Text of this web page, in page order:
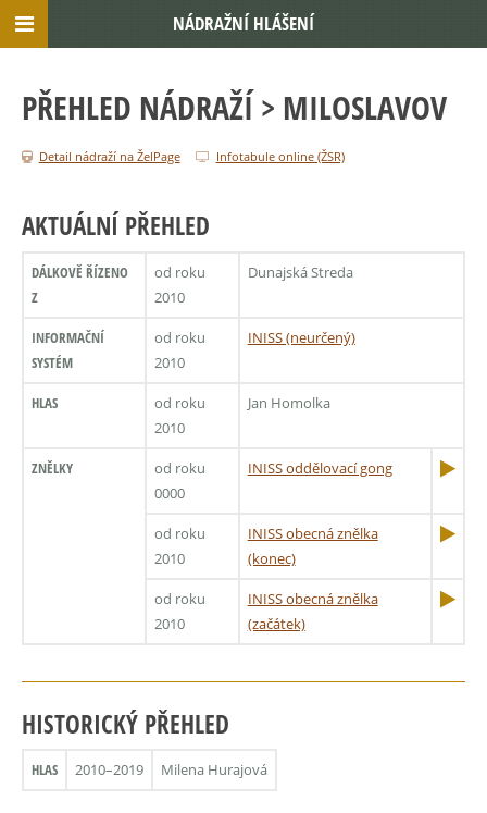
PŘEHLED NÁDRAŽÍ > MILOSLAVOV
Detail nádraží na ŽelPage Infotabule online (ŽSR)
AKTUÁLNÍ PŘEHLED
DÁLKOVĚ ŘÍZENO
Z
od roku
2010
Dunajská Streda
INFORMAČNÍ
SYSTÉM
od roku
2010
INISS (neurčený)
HLAS
od roku
2010
Jan Homolka
ZNĚLKY
od roku
0000
INISS oddělovací gong
od roku
2010
INISS obecná znělka
(konec)
od roku
2010
INISS obecná znělka
(začátek)
HISTORICKÝ PŘEHLED
HLAS 2010–2019 Milena Hurajová
NÁDRAŽNÍ HLÁŠENÍ